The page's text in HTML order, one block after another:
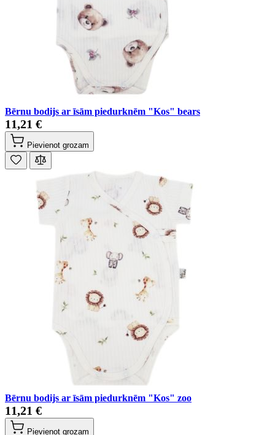
Bērnu bodijs ar īsām piedurknēm "Kos" bears
11,21 €
Pievienot grozam
Bērnu bodijs ar īsām piedurknēm "Kos" zoo
11,21 €
Pievienot grozam